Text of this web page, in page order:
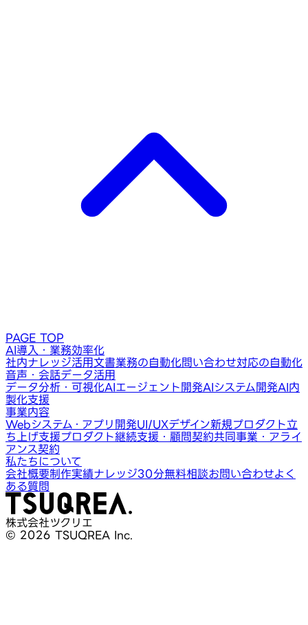
PAGE TOP
AI導入・業務効率化
社内ナレッジ活用文書業務の自動化問い合わせ対応の自動化
音声・会話データ活用
データ分析・可視化AIエージェント開発AIシステム開発AI内
製化支援
事業内容
Webシステム・アプリ開発UI/UXデザイン新規プロダクト立
ち上げ支援プロダクト継続支援・顧問契約共同事業・アライ
アンス契約
私たちについて
会社概要制作実績ナレッジ30分無料相談お問い合わせよく
ある質問
株式会社ツクリエ
© 2026 TSUQREA Inc.